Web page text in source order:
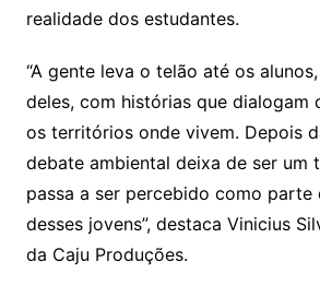
realidade dos estudantes.
“A gente leva o telão até os
deles, com histórias que dialogam
os territórios onde vivem. Depois
debate ambiental deixa de ser um
passa a ser percebido como parte
desses jovens”, destaca Vinicius
da Caju Produções.